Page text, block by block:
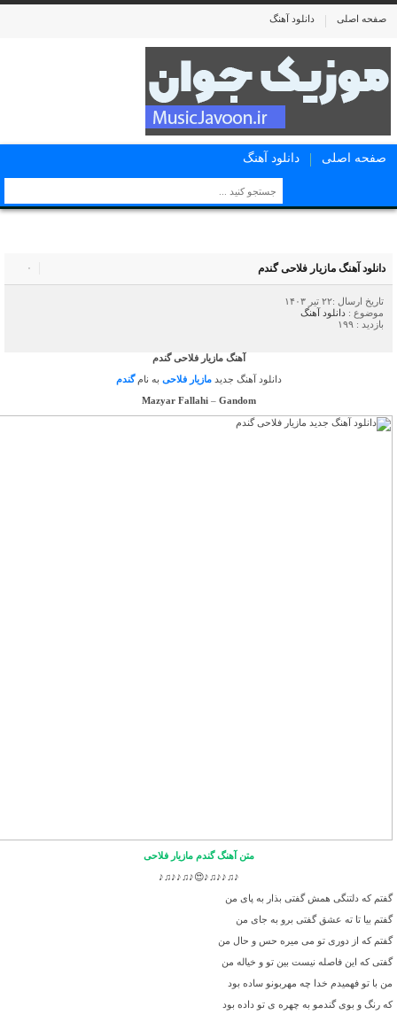
صفحه اصلی دانلود آهنگ
صفحه اصلی دانلود آهنگ
۰ دانلود آهنگ مازیار فلاحی گندم
تاریخ ارسال :۲۲ تیر ۱۴۰۳
موضوع : دانلود آهنگ
بازدید : ۱۹۹
آهنگ مازیار فلاحی گندم
دانلود آهنگ جدید مازیار فلاحی به نامگندم
Mazyar Fallahi– Gandom
متن آهنگ گندم مازیار فلاحی
♪♫♪♪♫♪😍♪♫♪♪♫♪
گفتم که دلتنگی همش گفتی بذار به پای من
گفتم بیا تا ته عشق گفتی برو به جای من
گفتم که از دوری تو می میره حس و حال من
گفتی که این فاصله نیست بین تو و خیاله من
من با تو فهمیدم خدا چه مهربونو ساده بود
که رنگ و بوی گندمو به چهره ی تو داده بود